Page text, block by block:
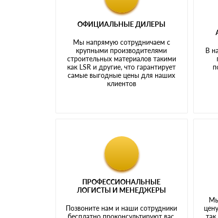
ОФИЦИАЛЬНЫЕ ДИЛЕРЫ
Мы напрямую сотрудничаем с
крупными производителями
строительных материалов такими
как LSR и другие, что гарантирует
самые выгодные цены для наших
клиентов
В
ПРОФЕССИОНАЛЬНЫЕ
ЛОГИСТЫ И МЕНЕДЖЕРЫ
Позвоните нам и наши сотрудники
бесплатно проконсультируют вас,